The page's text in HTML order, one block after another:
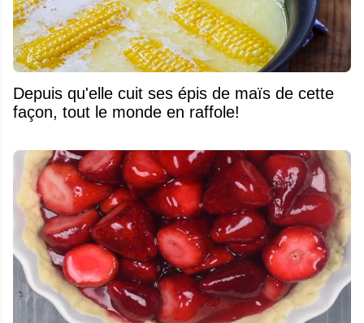
Depuis qu'elle cuit ses épis de maïs de cette
façon, tout le monde en raffole!